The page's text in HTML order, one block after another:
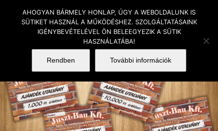
AHOGYAN BÁRMELY HONLAP, ÚGY A WEBOLDALUNK IS
SÜTIKET HASZNÁL A MŰKÖDÉSHEZ. SZOLGÁLTATÁSAINK
IGÉNYBEVÉTELÉVEL ÖN BELEEGYEZIK A SÜTIK
HASZNÁLATÁBA!
Rendben További információk